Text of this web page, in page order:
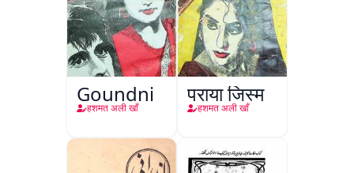
Goundni
हशमत अली खाँ
पराया जिस्म
हशमत अली खाँ